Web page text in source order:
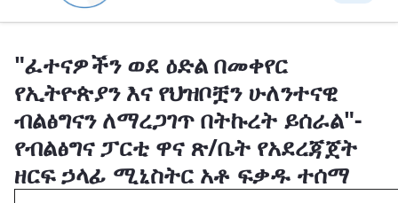
"ፈተናዎችን ወደ ዕድል በመቀየር
የኢትዮጵያን እና የህዝቦቿን ሁለንተናዊ
ብልፅግናን ለማረጋገጥ በትኩረት ይሰራል"-
የብልፅግና ፓርቲ ዋና ጽ/ቤት የአደረጃጀት
ዘርፍ ኃላፊ ሚኒስትር አቶ ፍቃዱ ተሰማ